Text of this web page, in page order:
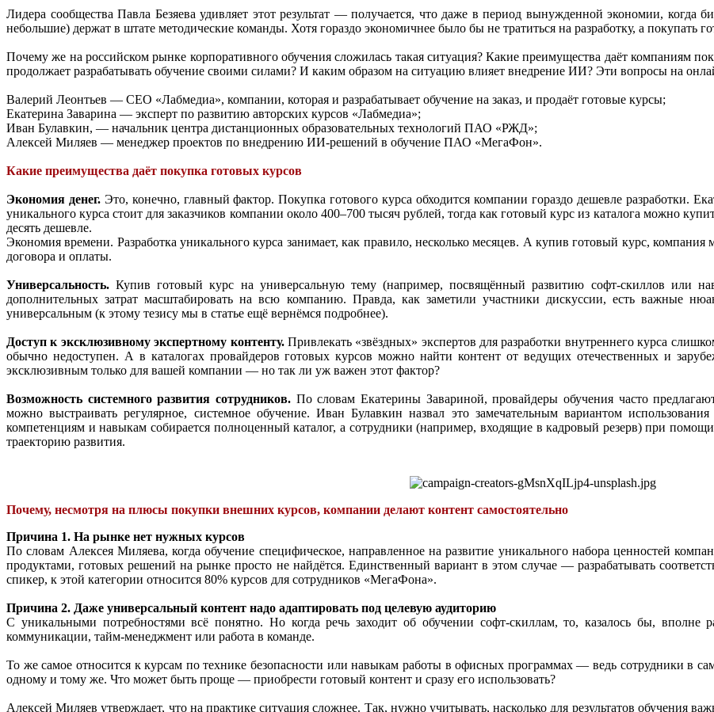
Лидера сообщества Павла Безяева удивляет этот результат — получается, что даже в период вынужденной экономии, когда
небольшие) держат в штате методические команды. Хотя гораздо экономичнее было бы не тратиться на разработку, а покупать
Почему же на российском рынке корпоративного обучения сложилась такая ситуация? Какие преимущества даёт компаниям
продолжает разрабатывать обучение своими силами? И каким образом на ситуацию влияет внедрение ИИ? Эти вопросы на
Валерий Леонтьев — CEO «Лабмедиа», компании, которая и разрабатывает обучение на заказ, и продаёт готовые курсы;
Екатерина Заварина — эксперт по развитию авторских курсов «Лабмедиа»;
Иван Булавкин, — начальник центра дистанционных образовательных технологий ПАО «РЖД»;
Алексей Миляев — менеджер проектов по внедрению ИИ-решений в обучение ПАО «МегаФон».
Какие преимущества даёт покупка готовых курсов
Экономия денег.Это, конечно, главный фактор. Покупка готового курса обходится компании гораздо дешевле разработки.
уникального курса стоит для заказчиков компании около 400–700 тысяч рублей, тогда как готовый курс из каталога можно
десять дешевле.
Экономия времени. Разработка уникального курса занимает, как правило, несколько месяцев. А купив готовый курс, компания
договора и оплаты.
Универсальность.Купив готовый курс на универсальную тему (например, посвящённый развитию софт-скиллов или
дополнительных затрат масштабировать на всю компанию. Правда, как заметили участники дискуссии, есть важные
универсальным (к этому тезису мы в статье ещё вернёмся подробнее).
Доступ к эксклюзивному экспертному контенту. Привлекать «звёздных» экспертов для разработки внутреннего курса
обычно недоступен. А в каталогах провайдеров готовых курсов можно найти контент от ведущих отечественных и
эксклюзивным только для вашей компании — но так ли уж важен этот фактор?
Возможность системного развития сотрудников. По словам Екатерины Завариной, провайдеры обучения часто
можно выстраивать регулярное, системное обучение. Иван Булавкин назвал это замечательным вариантом
компетенциям и навыкам собирается полноценный каталог, а сотрудники (например, входящие в кадровый резерв) при
траекторию развития.
Почему, несмотря на плюсы покупки внешних курсов, компании делают контент самостоятельно
Причина 1. На рынке нет нужных курсов
По словам Алексея Миляева, когда обучение специфическое, направленное на развитие уникального набора ценностей
продуктами, готовых решений на рынке просто не найдётся. Единственный вариант в этом случае — разрабатывать
спикер, к этой категории относится 80% курсов для сотрудников «МегаФона».
Причина 2. Даже универсальный контент надо адаптировать под целевую аудиторию
С уникальными потребностями всё понятно. Но когда речь заходит об обучении софт-скиллам, то, казалось бы, вполне
коммуникации, тайм-менеджмент или работа в команде.
То же самое относится к курсам по технике безопасности или навыкам работы в офисных программах — ведь сотрудники в
одному и тому же. Что может быть проще — приобрести готовый контент и сразу его использовать?
Алексей Миляев утверждает, что на практике ситуация сложнее. Так, нужно учитывать, насколько для результатов обучения